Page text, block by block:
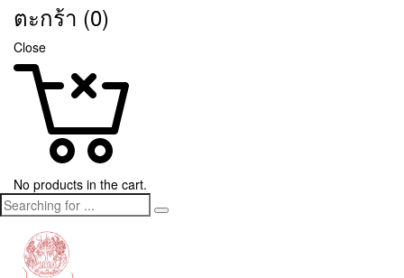
ตะกร้า (0)
Close
No products in the cart.